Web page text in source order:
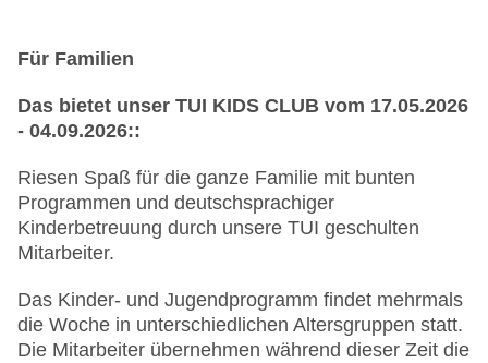
Für Familien
Das bietet unser TUI KIDS CLUB vom 17.05.2026
- 04.09.2026::
Riesen Spaß für die ganze Familie mit bunten
Programmen und deutschsprachiger
Kinderbetreuung durch unsere TUI geschulten
Mitarbeiter.
Das Kinder- und Jugendprogramm findet mehrmals
die Woche in unterschiedlichen Altersgruppen statt.
Die Mitarbeiter übernehmen während dieser Zeit die